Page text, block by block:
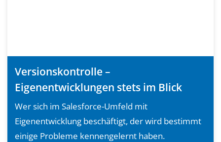
Versionskontrolle –
Eigenentwicklungen stets im Blick
Wer sich im Salesforce-Umfeld mit
Eigenentwicklung beschäftigt, der wird bestimmt
einige Probleme kennengelernt haben.